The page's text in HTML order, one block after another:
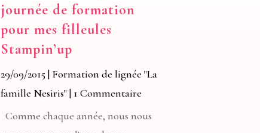
journée de formation
pour mes filleules
Stampin’up
29/09/2015| Formation de lignée "La
famille Nesiris"| 1 Commentaire
Comme chaque année, nous nous